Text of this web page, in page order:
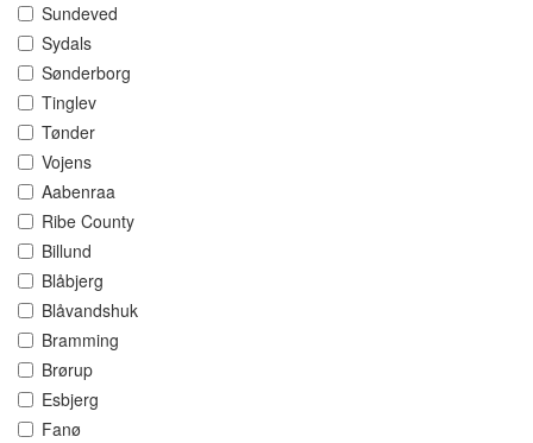
Sundeved
Sydals
Sønderborg
Tinglev
Tønder
Vojens
Aabenraa
Ribe County
Billund
Blåbjerg
Blåvandshuk
Bramming
Brørup
Esbjerg
Fanø